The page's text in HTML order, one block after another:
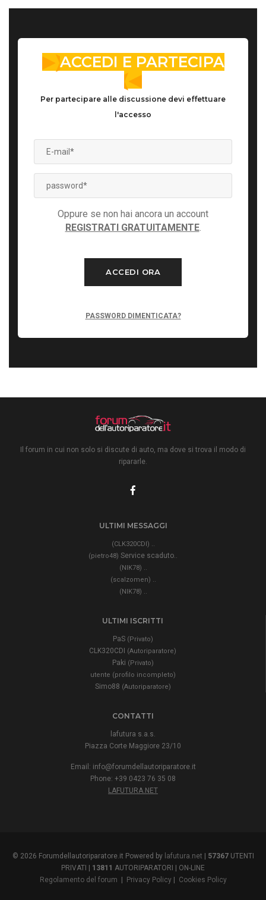
ACCEDI E PARTECIPA
Per partecipare alle discussione devi effettuare
l'accesso
Oppure se non hai ancora un account
REGISTRATI GRATUITAMENTE.
ACCEDI ORA
PASSWORD DIMENTICATA?
Il forum in cui non solo si discute di auto, ma dove si trova il modo di
ripararle.
ULTIMI MESSAGGI
(CLK320CDI) ..
(pietro48) Service scaduto..
(NIK78) ..
(scalzomen) ..
(NIK78) ..
ULTIMI ISCRITTI
PaS (Privato)
CLK320CDI (Autoriparatore)
Paki (Privato)
utente (profilo incompleto)
Simo88 (Autoriparatore)
CONTATTI
lafutura s.a.s.
Piazza Corte Maggiore 23/10
Email: info@forumdellautoriparatore.it
Phone: +39 0423 76 35 08
LAFUTURA.NET
© 2026 Forumdellautoriparatore.it Powered by lafutura.net | 57367UTENTI
PRIVATI | 13811 AUTORIPARATORI | ON-LINE
Regolamento del forum | Privacy Policy| Cookies Policy